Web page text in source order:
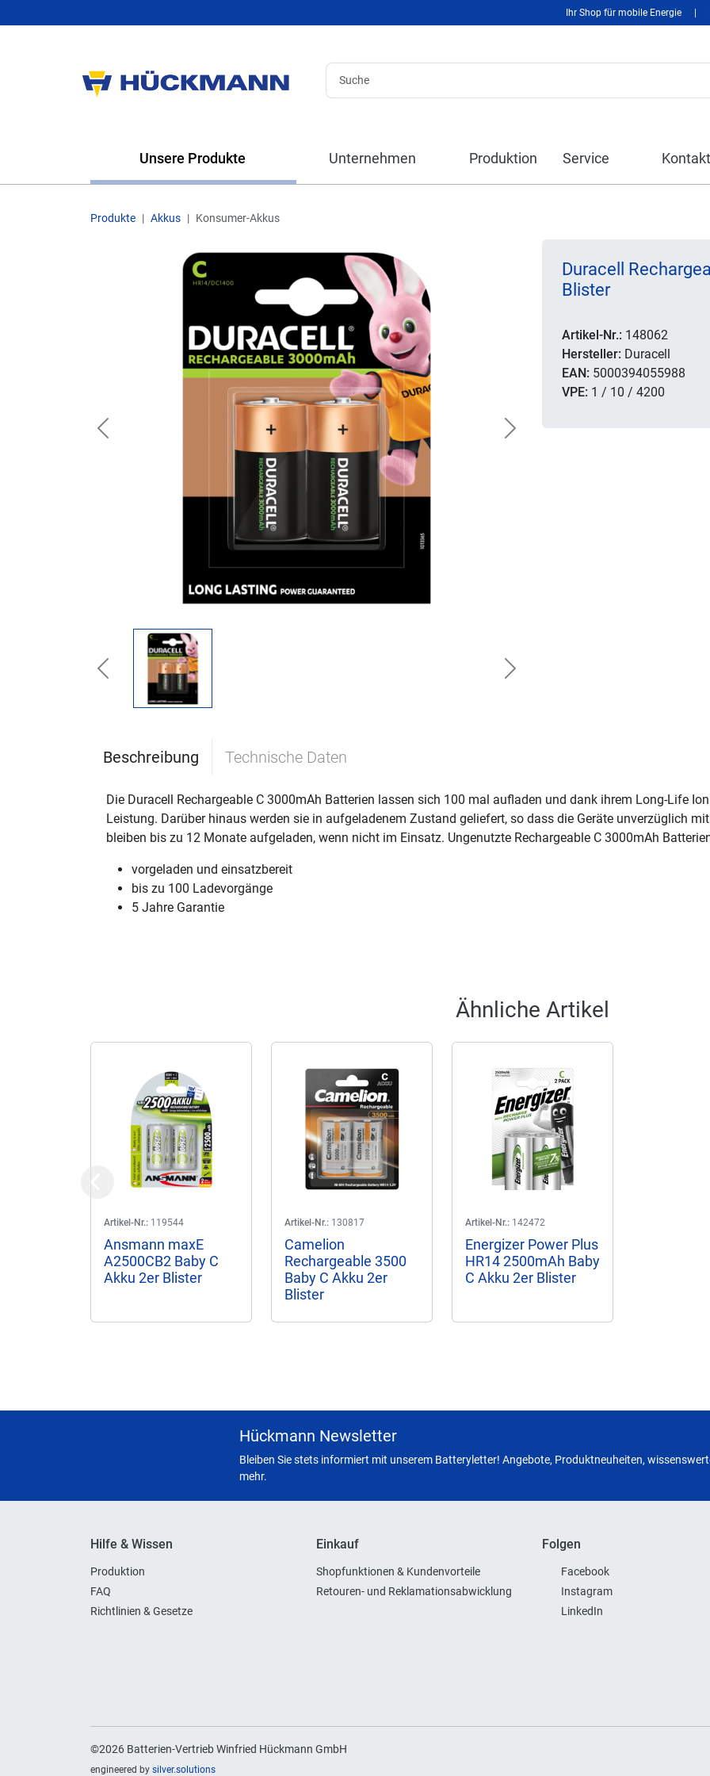
Ihr Shop für mobile Energie
Unsere Produkte Unternehmen Produktion Service Kontakt
Produkte Akkus Konsumer-Akkus
Previous Next
Previous Next
Duracell
Blister
Artikel-Nr.: 148062
Hersteller: Duracell
EAN: 5000394055988
VPE: 1 / 10 / 4200
Beschreibung Technische Daten
Die Duracell Rechargeable C 3000mAh Batterien lassen sich 100 mal aufladen und dank ihrem Long-Life
Leistung. Darüber hinaus werden sie in aufgeladenem Zustand geliefert, so dass die Geräte unverzüglich
bleiben bis zu 12 Monate aufgeladen, wenn nicht im Einsatz. Ungenutzte Rechargeable C 3000mAh
vorgeladen und einsatzbereit
bis zu 100 Ladevorgänge
5 Jahre Garantie
Ähnliche Artikel
Artikel-Nr.: 119544
Ansmann maxE
A2500CB2 Baby C
Akku 2er Blister
Artikel-Nr.: 130817
Camelion
Rechargeable 3500
Baby C Akku 2er
Blister
Artikel-Nr.: 142472
Energizer Power Plus
HR14 2500mAh Baby
C Akku 2er Blister
Previous
Hückmann Newsletter
Bleiben Sie stets informiert mit unserem Batteryletter! Angebote, Produktneuheiten,
mehr.
Hilfe & Wissen
Produktion
FAQ
Richtlinien & Gesetze
Einkauf
Shopfunktionen & Kundenvorteile
Retouren- und Reklamationsabwicklung
Folgen
Facebook
Instagram
LinkedIn
©2026 Batterien-Vertrieb Winfried Hückmann GmbH
engineered by silver.solutions